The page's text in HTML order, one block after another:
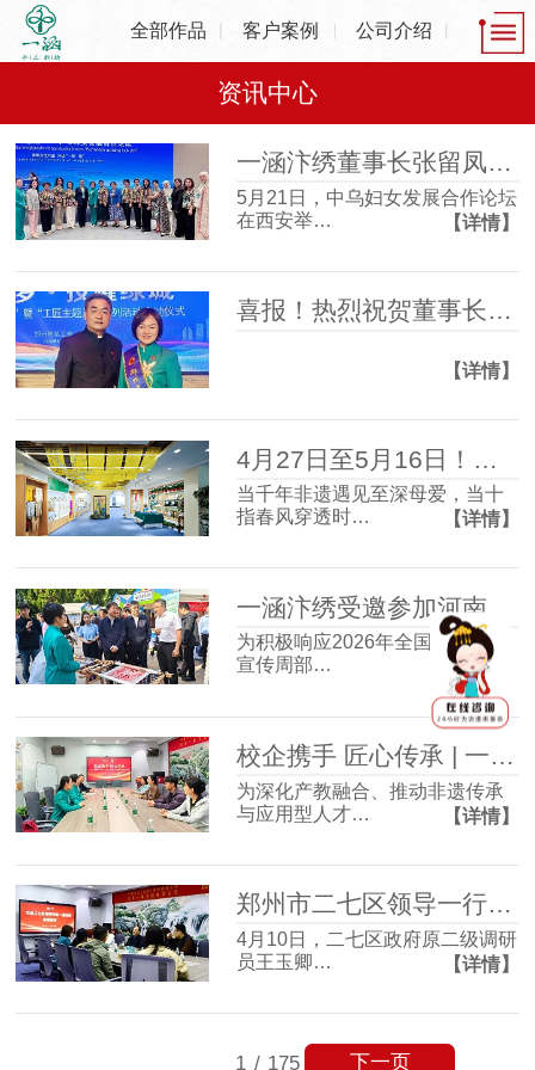
全部作品 客户案例 公司介绍
资讯中心
一涵汴绣董事长张留凤出席中乌妇女发展合作论坛，共话非遗产业发展新机遇
5月21日，中乌妇女发展合作论坛
在西安举…
【详情】
喜报！热烈祝贺董事长张留凤荣获2025年度“郑州大工匠”
【详情】
当千年非遗遇见至深母爱，当十
指春风穿透时…
【详情】
为积极响应2026年全国知识产权
宣传周部…
【详情】
校企携手 匠心传承 | 一涵汴绣与河南工程学院实践创新基地签约仪式圆满成功！
为深化产教融合、推动非遗传承
与应用型人才…
【详情】
郑州市二七区领导一行莅临一涵汴绣调研指导
4月10日，二七区政府原二级调研
员王玉卿…
【详情】
1 / 175 下一页